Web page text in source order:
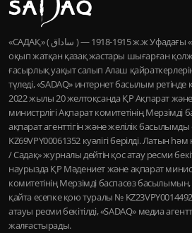
«САДАҚ» ( ساداق ) — 1915-1918 ж.ж Уфадағы «Ғалия» медресесінде
оқып жатқан қазақ жастары шығарған
ғасырлық уақыт салып Алаш
түледі, «SADAQ» интернет басылым
2022 жылы 20 желтоқсанда ҚР Ақпарат
министрлігі Ақпарат комитетінің
ақпарат агенттігін және желілік
KZ69VPY00061352 куәлігі берілді. Латын
/ Садақ» журналы дейтін қос атау ресми
наурызда ҚР Мәдениет және ақпарат
комитетінің Мерзімді баспасөз
қайта есепке қою туралы № KZ23VPY00144921
атауы ресми бекітілді, «SADAQ» медиа
жалғастырады.